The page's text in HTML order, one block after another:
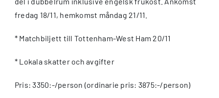
fredag 18/11, hemkomst måndag 21/11.
* Matchbiljett till Tottenham-West Ham 20/11
* Lokala skatter och avgifter
Pris: 3350:-/person (ordinarie pris: 3875:-/person)